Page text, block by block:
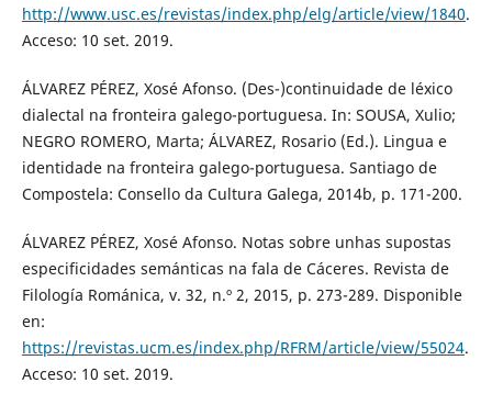
http://www.usc.es/revistas/index.php/elg/article/view/1840.
Acceso: 10 set. 2019.
ÁLVAREZ PÉREZ, Xosé Afonso. (Des-)continuidade de léxico
dialectal na fronteira galego-portuguesa. In: SOUSA, Xulio;
NEGRO ROMERO, Marta; ÁLVAREZ, Rosario (Ed.). Lingua e
identidade na fronteira galego-portuguesa. Santiago de
Compostela: Consello da Cultura Galega, 2014b, p. 171-200.
ÁLVAREZ PÉREZ, Xosé Afonso. Notas sobre unhas supostas
especificidades semánticas na fala de Cáceres. Revista de
Filología Románica, v. 32, n.º 2, 2015, p. 273-289. Disponible
en:
https://revistas.ucm.es/index.php/RFRM/article/view/55024.
Acceso: 10 set. 2019.